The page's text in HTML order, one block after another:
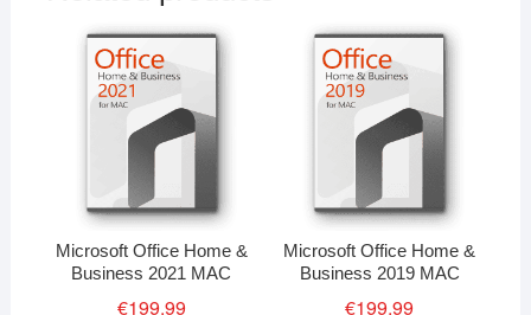
Microsoft Office Home &
Business 2021 MAC
€199.99
Microsoft Office Home &
Business 2019 MAC
€199.99